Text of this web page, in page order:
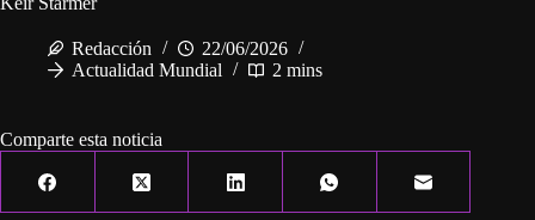
Redacción
22/06/2026
Actualidad Mundial
2 mins
Comparte esta noticia